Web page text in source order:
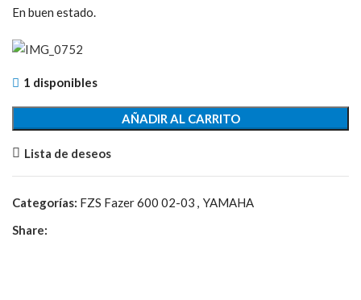
En buen estado.
1 disponibles
AÑADIR AL CARRITO
Lista de deseos
Categorías: FZS Fazer 600 02-03 , YAMAHA
Share: